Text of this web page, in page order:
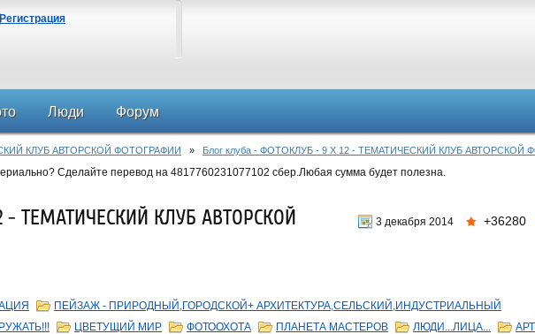
Регистрация
Люди Форум
КЛУБ АВТОРСКОЙ ФОТОГРАФИИ » Блог клуба - ФОТОКЛУБ - 9 Х 12 - ТЕМАТИЧЕСКИЙ КЛУБ АВТОРСКОЙ
Сделайте перевод на 4817760231077102 сбер.Любая сумма будет полезна.
3 декабря 2014 +36280
- ТЕМАТИЧЕСКИЙ КЛУБ АВТОРСКОЙ
ПЕЙЗАЖ - ПРИРОДНЫЙ,ГОРОДСКОЙ+ АРХИТЕКТУРА,СЕЛЬСКИЙ,ИНДУСТРИАЛЬНЫЙ
ЦВЕТУЩИЙ МИР ФОТООХОТА ПЛАНЕТА МАСТЕРОВ ЛЮДИ...ЛИЦА...